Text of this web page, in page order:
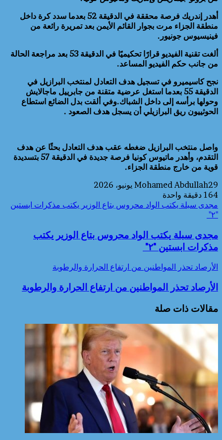
أهدر إندريك فرصة محققة في الدقيقة 52 بعدما سدد كرة داخل
منطقة الجزاء مرت بجوار القائم الأيمن بعد تمريرة رائعة من
فينيسيوس جونيور.
ألغت تقنية الفيديو قرارًا تحكيميًا في الدقيقة 53 بعد مراجعة الحالة
من جانب حكم الفيديو المساعد.
نجح كاسيميرو في تسجيل هدف التعادل لمنتخب البرازيل في
الدقيقة 55 بعدما استغل عرضية متقنة من جابرييل ماجالايش
وحولها برأسه إلى داخل الشباك.وفي ألقت بدل الضائع استطاع
الحوثييون ريق البرازيلي أن يسجل هدف الصعود .
واصل منتخب البرازيل ضغطه عقب هدف التعادل بحثًا عن هدف
التقدم، وأهدر ماتيوس كونيا فرصة جديدة في الدقيقة 57 بتسديدة
قوية من خارج منطقة الجزاء.
Mohamed Abdullah29 يونيو، 2026
164 دقيقة واحدة
مجدى سبلة يكتب الواد محروس بتاع الوزير يكتب مذكرات ابستين
"٢"
مجدى سبلة يكتب الواد محروس بتاع الوزير يكتب
مذكرات ابستين "٢"
الأرصاد تحذر المواطنين من ارتفاع الحرارة والرطوبة
الأرصاد تحذر المواطنين من ارتفاع الحرارة والرطوبة
مقالات ذات صلة